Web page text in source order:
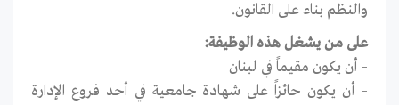
والنظم بناء على القانون.
على من يشغل هذه الوظيفة:
– أن يكون مقيماً في لبنان
– أن يكون حائزاً على شهادة جامعية في أحد فروع الإدارة